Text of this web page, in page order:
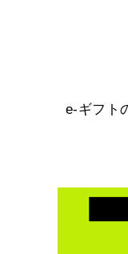
e-ギフト